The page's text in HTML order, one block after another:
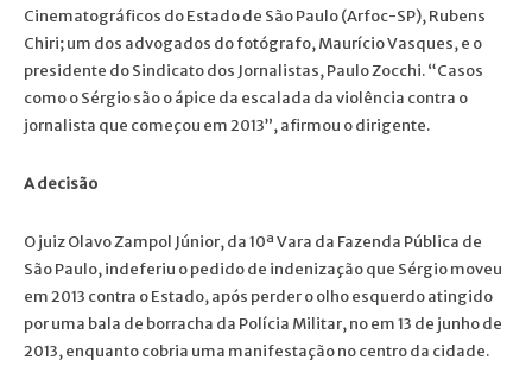
Cinematográficos do Estado de São Paulo (Arfoc-SP), Rubens
Chiri; um dos advogados do fotógrafo, Maurício Vasques, e o
presidente do Sindicato dos Jornalistas, Paulo Zocchi. “Casos
como o Sérgio são o ápice da escalada da violência contra o
jornalista que começou em 2013”, afirmou o dirigente.
A decisão
O juiz Olavo Zampol Júnior, da 10ª Vara da Fazenda Pública de
São Paulo, indeferiu o pedido de indenização que Sérgio moveu
em 2013 contra o Estado, após perder o olho esquerdo atingido
por uma bala de borracha da Polícia Militar, no em 13 de junho de
2013, enquanto cobria uma manifestação no centro da cidade.